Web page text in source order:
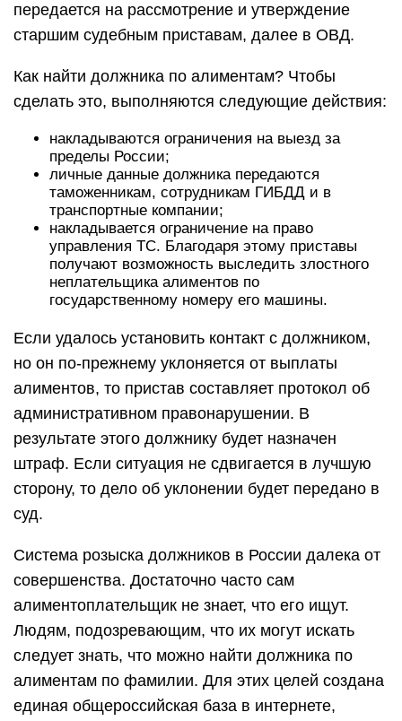
передается на рассмотрение и утверждение
старшим судебным приставам, далее в ОВД.
Как найти должника по алиментам? Чтобы
сделать это, выполняются следующие действия:
накладываются ограничения на выезд за
пределы России;
личные данные должника передаются
таможенникам, сотрудникам ГИБДД и в
транспортные компании;
накладывается ограничение на право
управления ТС. Благодаря этому приставы
получают возможность выследить злостного
неплательщика алиментов по
государственному номеру его машины.
Если удалось установить контакт с должником,
но он по-прежнему уклоняется от выплаты
алиментов, то пристав составляет протокол об
административном правонарушении. В
результате этого должнику будет назначен
штраф. Если ситуация не сдвигается в лучшую
сторону, то дело об уклонении будет передано в
суд.
Система розыска должников в России далека от
совершенства. Достаточно часто сам
алиментоплательщик не знает, что его ищут.
Людям, подозревающим, что их могут искать
следует знать, что можно найти должника по
алиментам по фамилии. Для этих целей создана
единая общероссийская база в интернете,